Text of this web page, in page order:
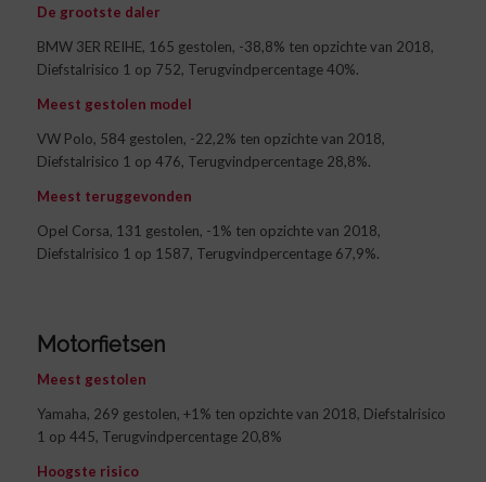
De grootste daler
BMW 3ER REIHE, 165 gestolen, -38,8% ten opzichte van 2018,
Diefstalrisico 1 op 752, Terugvindpercentage 40%.
Meest gestolen model
VW Polo, 584 gestolen, -22,2% ten opzichte van 2018,
Diefstalrisico 1 op 476, Terugvindpercentage 28,8%.
Meest teruggevonden
Opel Corsa, 131 gestolen, -1% ten opzichte van 2018,
Diefstalrisico 1 op 1587, Terugvindpercentage 67,9%.
Motorfietsen
Meest gestolen
Yamaha, 269 gestolen, +1% ten opzichte van 2018, Diefstalrisico
1 op 445, Terugvindpercentage 20,8%
Hoogste risico